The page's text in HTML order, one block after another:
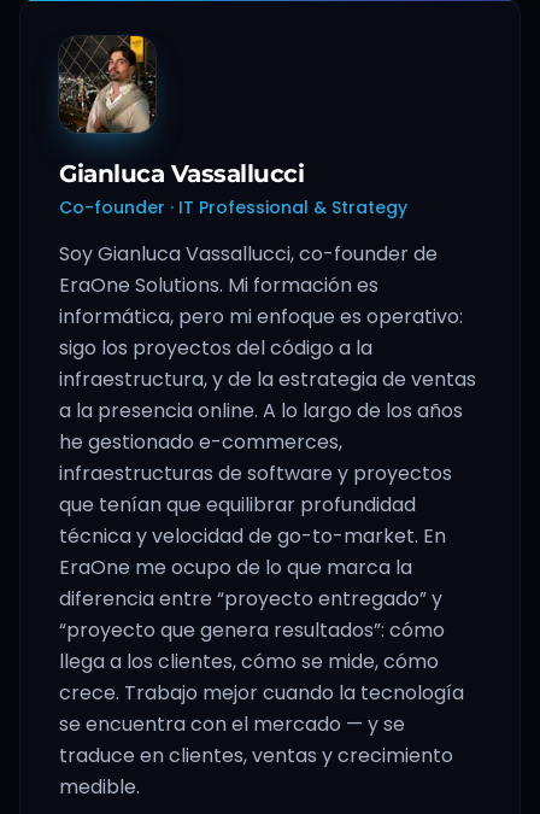
Gianluca Vassallucci
Co-founder · IT Professional & Strategy
Soy Gianluca Vassallucci, co-founder de
EraOne Solutions. Mi formación es
informática, pero mi enfoque es operativo:
sigo los proyectos del código a la
infraestructura, y de la estrategia de ventas
a la presencia online. A lo largo de los años
he gestionado e-commerces,
infraestructuras de software y proyectos
que tenían que equilibrar profundidad
técnica y velocidad de go-to-market. En
EraOne me ocupo de lo que marca la
diferencia entre “proyecto entregado” y
“proyecto que genera resultados”: cómo
llega a los clientes, cómo se mide, cómo
crece. Trabajo mejor cuando la tecnología
se encuentra con el mercado — y se
traduce en clientes, ventas y crecimiento
medible.